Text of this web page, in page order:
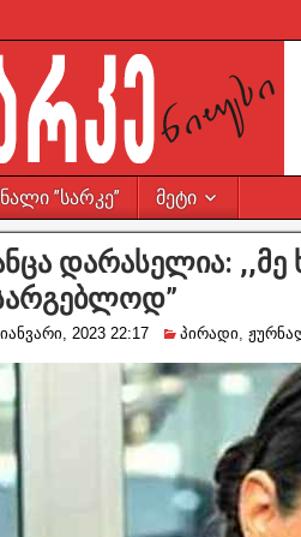
”სარკე” მეტი
დარასელია: ,,მე
2023 22:17 პირადი,